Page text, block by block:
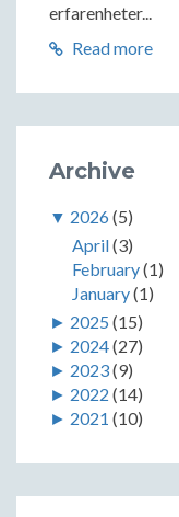
erfarenheter...
Read more
Archive
▼ 2026(5)
April(3)
February(1)
January(1)
► 2025 (15)
► 2024(27)
► 2023(9)
► 2022 (14)
► 2021 (10)